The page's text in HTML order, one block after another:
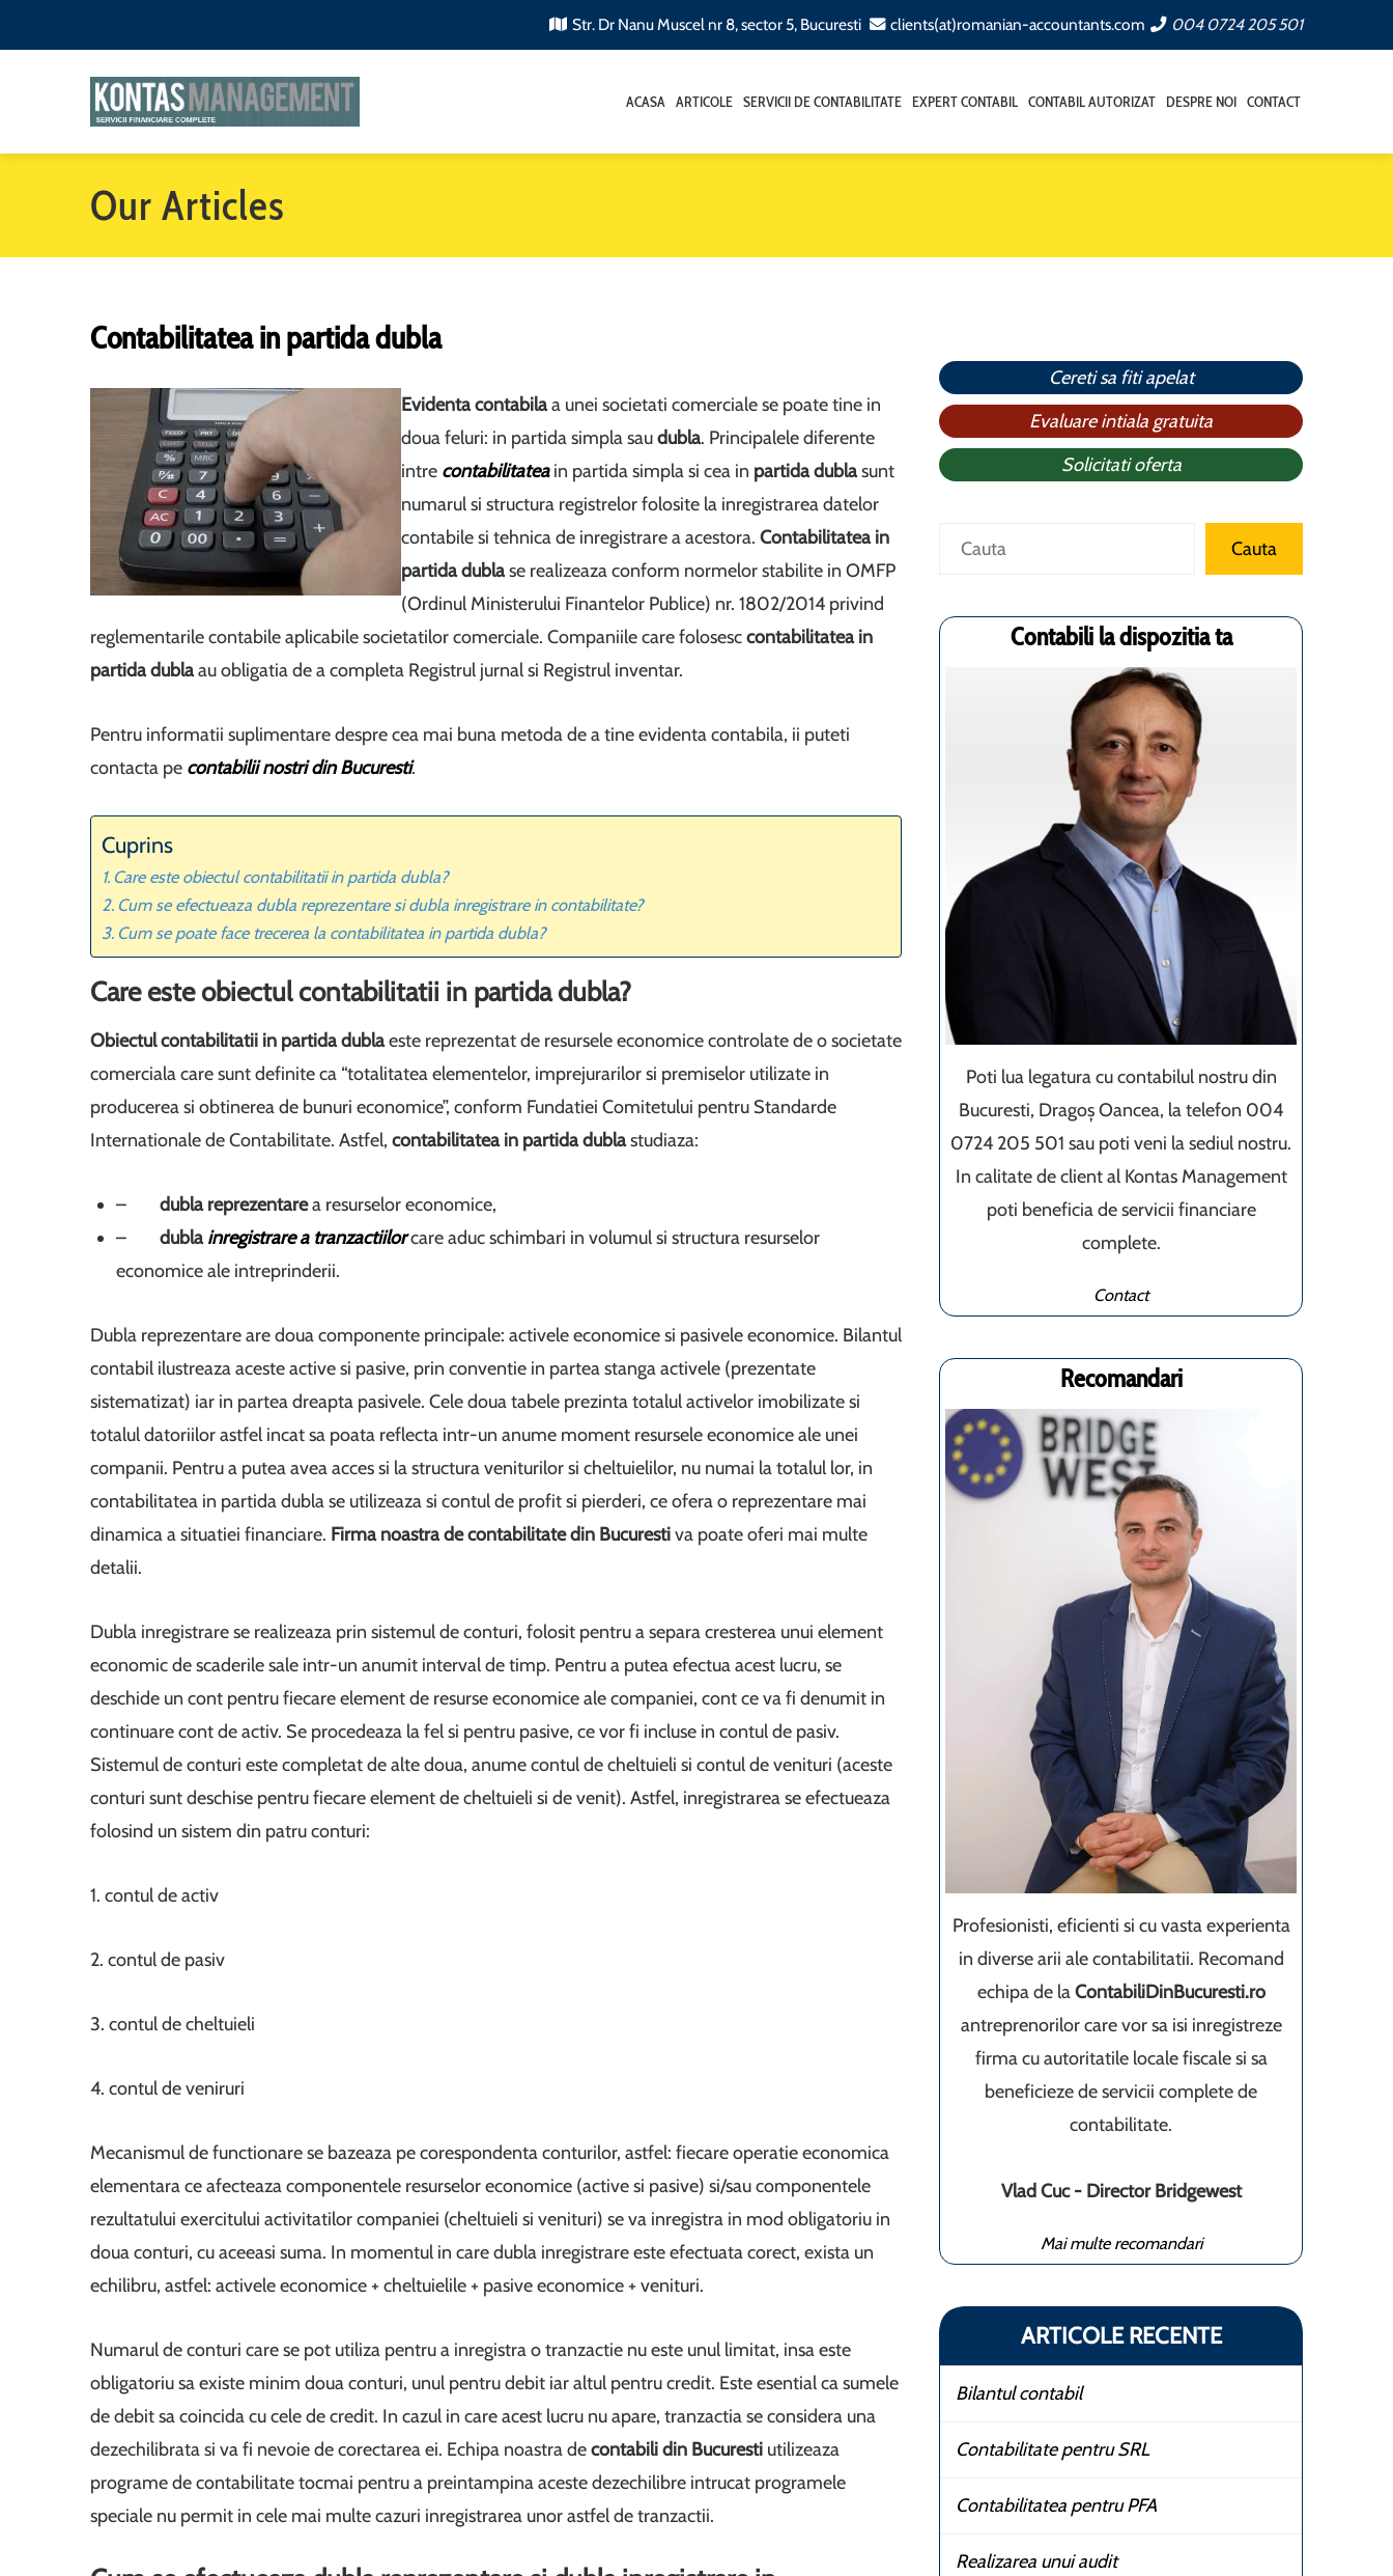
Str. Dr Nanu Muscel nr 8, sector 5, Bucuresti clients(at)romanian-accountants.com 004 0724 205 501
ACASA ARTICOLE SERVICII DE CONTABILITATE EXPERT CONTABIL CONTABIL AUTORIZAT DESPRE NOI CONTACT
Our Articles
Contabilitatea in partida dubla
Evidenta contabilaa unei societati comerciale se poate tine in
doua feluri: in partida simpla saudubla. Principalele diferente
intre contabilitateain partida simpla si cea in partida dublasunt
numarul si structura registrelor folosite la inregistrarea datelor
contabile si tehnica de inregistrare a acestora. Contabilitatea in
partida dublase realizeaza conform normelor stabilite in OMFP
(Ordinul Ministerului Finantelor Publice) nr. 1802/2014 privind
reglementarile contabile aplicabile societatilor comerciale. Companiile care folosesccontabilitatea in
partida dublaau obligatia de a completa Registrul jurnal si Registrul inventar.
Pentru informatii suplimentare despre cea mai buna metoda de a tine evidenta contabila, ii puteti
contacta pe contabilii nostri din Bucuresti.
Cuprins
Care este obiectul contabilitatii in partida dubla?
Cum se efectueaza dubla reprezentare si dubla inregistrare in contabilitate?
Cum se poate face trecerea la contabilitatea in partida dubla?
Care este obiectul contabilitatii in partida dubla?
Obiectul contabilitatii in partida dublaeste reprezentat de resursele economice controlate de o societate
comerciala care sunt definite ca “totalitatea elementelor, imprejurarilor si premiselor utilizate in
producerea si obtinerea de bunuri economice”, conform Fundatiei Comitetului pentru Standarde
Internationale de Contabilitate. Astfel, contabilitatea in partida dublastudiaza:
– dubla reprezentarea resurselor economice,
– dublainregistrare a tranzactiilorcare aduc schimbari in volumul si structura resurselor
economice ale intreprinderii.
Dubla reprezentare are doua componente principale: activele economice si pasivele economice. Bilantul
contabil ilustreaza aceste active si pasive, prin conventie in partea stanga activele (prezentate
sistematizat) iar in partea dreapta pasivele. Cele doua tabele prezinta totalul activelor imobilizate si
totalul datoriilor astfel incat sa poata reflecta intr-un anume moment resursele economice ale unei
companii. Pentru a putea avea acces si la structura veniturilor si cheltuielilor, nu numai la totalul lor, in
contabilitatea in partida dubla se utilizeaza si contul de profit si pierderi, ce ofera o reprezentare mai
dinamica a situatiei financiare. Firma noastra de contabilitate din Bucurestiva poate oferi mai multe
detalii.
Dubla inregistrare se realizeaza prin sistemul de conturi, folosit pentru a separa cresterea unui element
economic de scaderile sale intr-un anumit interval de timp. Pentru a putea efectua acest lucru, se
deschide un cont pentru fiecare element de resurse economice ale companiei, cont ce va fi denumit in
continuare cont de activ. Se procedeaza la fel si pentru pasive, ce vor fi incluse in contul de pasiv.
Sistemul de conturi este completat de alte doua, anume contul de cheltuieli si contul de venituri (aceste
conturi sunt deschise pentru fiecare element de cheltuieli si de venit). Astfel, inregistrarea se efectueaza
folosind un sistem din patru conturi:
1. contul de activ
2. contul de pasiv
3. contul de cheltuieli
4. contul de veniruri
Mecanismul de functionare se bazeaza pe corespondenta conturilor, astfel: fiecare operatie economica
elementara ce afecteaza componentele resurselor economice (active si pasive) si/sau componentele
rezultatului exercitului activitatilor companiei (cheltuieli si venituri) se va inregistra in mod obligatoriu in
doua conturi, cu aceeasi suma. In momentul in care dubla inregistrare este efectuata corect, exista un
echilibru, astfel: activele economice + cheltuielile + pasive economice + venituri.
Numarul de conturi care se pot utiliza pentru a inregistra o tranzactie nu este unul limitat, insa este
obligatoriu sa existe minim doua conturi, unul pentru debit iar altul pentru credit. Este esential ca sumele
de debit sa coincida cu cele de credit. In cazul in care acest lucru nu apare, tranzactia se considera una
dezechilibrata si va fi nevoie de corectarea ei. Echipa noastra decontabili din Bucuresti utilizeaza
programe de contabilitate tocmai pentru a preintampina aceste dezechilibre intrucat programele
speciale nu permit in cele mai multe cazuri inregistrarea unor astfel de tranzactii.
Cereti sa fiti apelat
Evaluare intiala gratuita
Solicitati oferta
Caută Cauta
Contabili la dispozitia ta
Poti lua legatura cu contabilul nostru din
Bucuresti, Dragoș Oancea, la telefon 004
0724 205 501 sau poti veni la sediul nostru.
In calitate de client al Kontas Management
poti beneficia de servicii financiare
complete.
Contact
Recomandari
Profesionisti, eficienti si cu vasta experienta
in diverse arii ale contabilitatii. Recomand
echipa de laContabiliDinBucuresti.ro
antreprenorilor care vor sa isi inregistreze
firma cu autoritatile locale fiscale si sa
beneficieze de servicii complete de
contabilitate.
Vlad Cuc - Director Bridgewest
Mai multe recomandari
ARTICOLE RECENTE
Bilantul contabil
Contabilitate pentru SRL
Contabilitatea pentru PFA
Realizarea unui audit